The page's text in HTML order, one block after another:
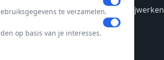
Cookievoorkeuren bijwerken
te verzamelen.
op basis van je interesses.